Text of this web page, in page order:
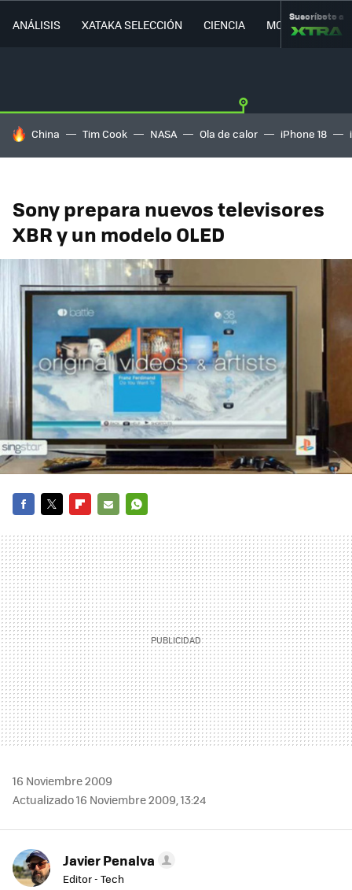
ANÁLISIS XATAKA SELECCIÓN CIENCIA MOVILIDAD
Suscríbete a
HOY SE HABLA DE
China Tim Cook NASA Ola de calor iPhone 18
Sony prepara nuevos televisores
XBR y un modelo OLED
MAIL
16 Noviembre 2009
Actualizado 16 Noviembre 2009, 13:24
Javier Penalva
Editor - Tech